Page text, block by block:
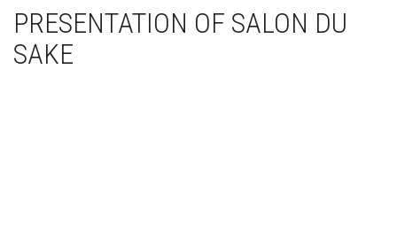
PRESENTATION OF SALON DU
SAKE